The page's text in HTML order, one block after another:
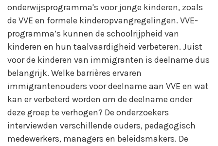
onderwijsprogramma's voor jonge kinderen, zoals
de VVE en formele kinderopvangregelingen. VVE-
programma’s kunnen de schoolrijpheid van
kinderen en hun taalvaardigheid verbeteren. Juist
voor de kinderen van immigranten is deelname dus
belangrijk. Welke barrières ervaren
immigrantenouders voor deelname aan VVE en wat
kan er verbeterd worden om de deelname onder
deze groep te verhogen? De onderzoekers
interviewden verschillende ouders, pedagogisch
medewerkers, managers en beleidsmakers. De